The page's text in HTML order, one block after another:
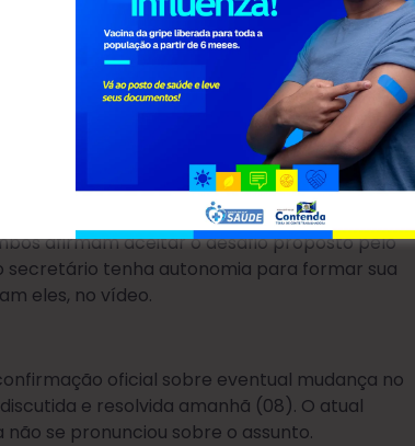
Adamir Digner (Mostarda) publicou um vídeo
Obras. Na gravação, ele lançou um desafio
melhor os trabalhos da pasta. “Está
Passe ali no gabinete, que será o novo
da Câmara, Marcos Schinda, ao lado
afirmam aceitar o desafio proposto pelo
secretário tenha autonomia para formar sua
eles, no vídeo.
oficial sobre eventual mudança no
e resolvida amanhã (08). O atual
se pronunciou sobre o assunto.